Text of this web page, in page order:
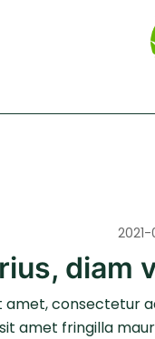
diam
amet, consectetur
amet fringilla